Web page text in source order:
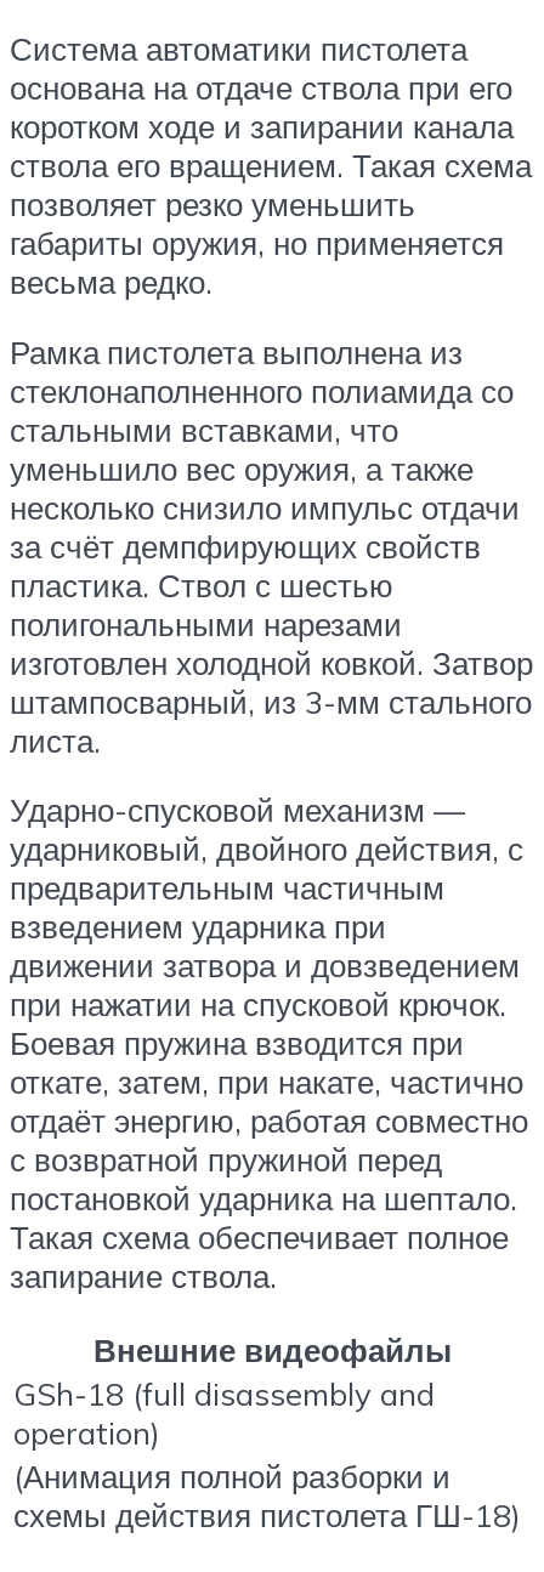
Система автоматики пистолета
основана на отдаче ствола при его
коротком ходе и запирании канала
ствола его вращением. Такая схема
позволяет резко уменьшить
габариты оружия, но применяется
весьма редко.
Рамка пистолета выполнена из
стеклонаполненного полиамида со
стальными вставками, что
уменьшило вес оружия, а также
несколько снизило импульс отдачи
за счёт демпфирующих свойств
пластика. Ствол с шестью
полигональными нарезами
изготовлен холодной ковкой. Затвор
штампосварный, из 3-мм стального
листа.
Ударно-спусковой механизм —
ударниковый, двойного действия, с
предварительным частичным
взведением ударника при
движении затвора и довзведением
при нажатии на спусковой крючок.
Боевая пружина взводится при
откате, затем, при накате, частично
отдаёт энергию, работая совместно
с возвратной пружиной перед
постановкой ударника на шептало.
Такая схема обеспечивает полное
запирание ствола.
Внешние видеофайлы
GSh-18 (full disassembly and
operation)
(Анимация полной разборки и
схемы действия пистолета ГШ-18)